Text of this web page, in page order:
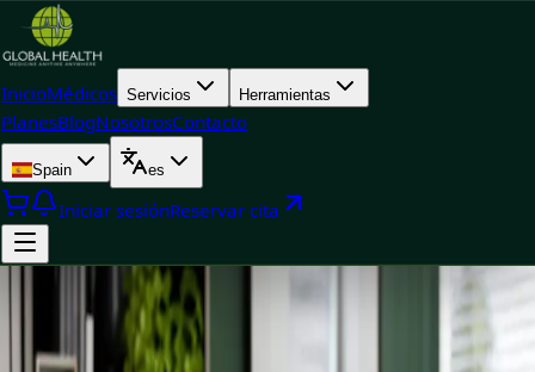
InicioMédicos Servicios Herramientas
PlanesBlogNosotrosContacto
Spain es
Iniciar sesiónReservar cita